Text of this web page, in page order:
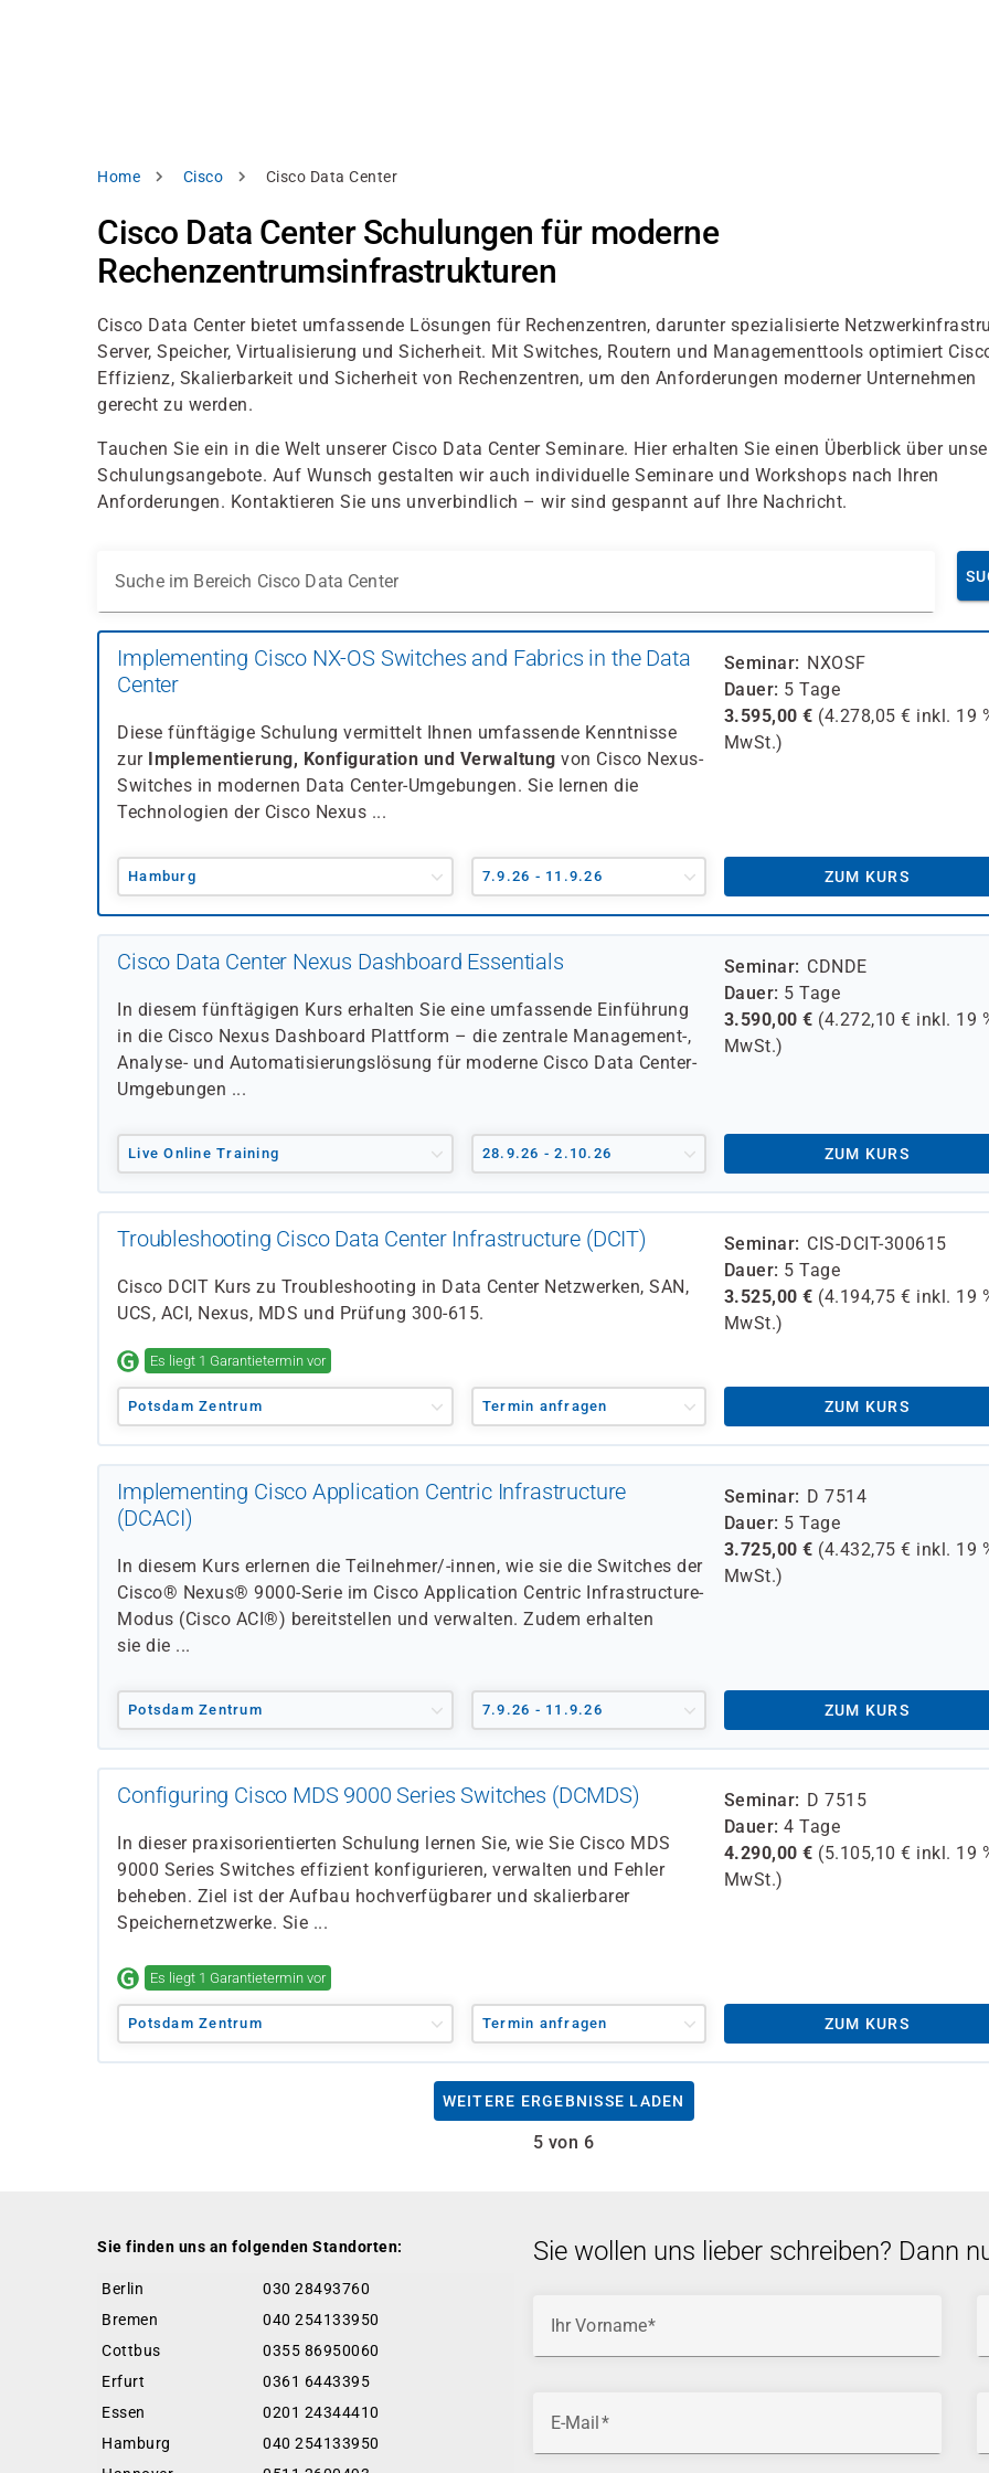
Pfadnavigation
Home Cisco Cisco Data Center
Cisco Data Center Schulungen für moderne
Rechenzentrumsinfrastrukturen
Cisco Data Center bietet umfassende Lösungen für Rechenzentren, darunter spezialisierte
Server, Speicher, Virtualisierung und Sicherheit. Mit Switches, Routern und Managementtools optimiert
Effizienz, Skalierbarkeit und Sicherheit von Rechenzentren, um den Anforderungen moderner Unternehmen
gerecht zu werden.
Tauchen Sie ein in die Welt unserer Cisco Data Center Seminare. Hier erhalten Sie einen Überblick über
Schulungsangebote. Auf Wunsch gestalten wir auch individuelle Seminare und Workshops nach Ihren
Anforderungen. Kontaktieren Sie uns unverbindlich – wir sind gespannt auf Ihre Nachricht.
Suche im Bereich Cisco Data Center
Implementing Cisco NX-OS Switches and Fabrics in the Data
Center
Diese fünftägige Schulung vermittelt Ihnen umfassende Kenntnisse
zur Implementierung, Konfiguration und Verwaltung von Cisco Nexus-
Switches in modernen Data Center-Umgebungen. Sie lernen die
Technologien der Cisco Nexus ...
Seminar
NXOSF
Dauer 5 Tage
3.595,00 € (4.278,05 € inkl. 19
MwSt.)
Hamburg 7.9.26 - 11.9.26 ZUM KURS
Cisco Data Center Nexus Dashboard Essentials
In diesem fünftägigen Kurs erhalten Sie eine umfassende Einführung
in die Cisco Nexus Dashboard Plattform – die zentrale Management-,
Analyse- und Automatisierungslösung für moderne Cisco Data Center-
Umgebungen ...
Seminar
CDNDE
Dauer 5 Tage
3.590,00 € (4.272,10 € inkl. 19
MwSt.)
Live Online Training 28.9.26 - 2.10.26 ZUM KURS
Troubleshooting Cisco Data Center Infrastructure (DCIT)
Cisco DCIT Kurs zu Troubleshooting in Data Center Netzwerken, SAN,
UCS, ACI, Nexus, MDS und Prüfung 300-615.
Seminar
CIS-DCIT-300615
Dauer 5 Tage
3.525,00 € (4.194,75 € inkl. 19
MwSt.)
Es liegt 1 Garantietermin vor
Potsdam Zentrum Termin anfragen ZUM KURS
Implementing Cisco Application Centric Infrastructure
(DCACI)
In diesem Kurs erlernen die Teilnehmer/-innen, wie sie die Switches der
Cisco® Nexus® 9000-Serie im Cisco Application Centric Infrastructure-
Modus (Cisco ACI®) bereitstellen und verwalten. Zudem erhalten
sie die ...
Seminar
D 7514
Dauer 5 Tage
3.725,00 € (4.432,75 € inkl. 19
MwSt.)
Potsdam Zentrum 7.9.26 - 11.9.26 ZUM KURS
Configuring Cisco MDS 9000 Series Switches (DCMDS)
In dieser praxisorientierten Schulung lernen Sie, wie Sie Cisco MDS
9000 Series Switches effizient konfigurieren, verwalten und Fehler
beheben. Ziel ist der Aufbau hochverfügbarer und skalierbarer
Speichernetzwerke. Sie ...
Seminar
D 7515
Dauer 4 Tage
4.290,00 € (5.105,10 € inkl. 19
MwSt.)
Es liegt 1 Garantietermin vor
Potsdam Zentrum Termin anfragen ZUM KURS
WEITERE ERGEBNISSE LADEN
5 von 6
Sie finden uns an folgenden Standorten:
Berlin
030 28493760
Bremen
040 254133950
Cottbus
0355 86950060
Erfurt
0361 6443395
Essen
0201 24344410
Hamburg
040 254133950
Sie wollen uns lieber schreiben? Dann
Ihr Vorname
E-Mail
akzeptieren
Einstellungen
Datenschutzhinweis